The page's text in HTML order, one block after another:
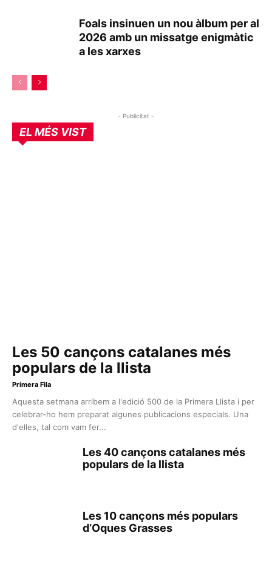
Foals insinuen un nou àlbum per al
2026 amb un missatge enigmàtic
a les xarxes
- Publicitat -
EL MÉS VIST
Les 50 cançons catalanes més
populars de la llista
Primera Fila
Aquesta setmana arribem a l'edició 500 de la Primera Llista i per
celebrar-ho hem preparat algunes publicacions especials. Una
d'elles, tal com vam fer...
Les 40 cançons catalanes més
populars de la llista
Les 10 cançons més populars
d’Oques Grasses